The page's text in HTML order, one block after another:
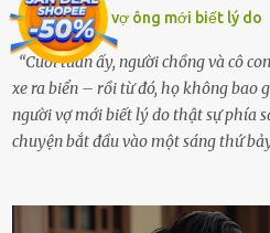
cúi xuống lau chùi bát hương, một
tôi giật mình. Và rồi, một chuyện
– Sau 10 năm, vợ ông mới biết lý do
“Cuối tuần ấy, người chồng và cô
xe ra biển – rồi từ đó, họ không bao
người vợ mới biết lý do thật sự phía
chuyện bắt đầu vào một sáng thứ
không kém. Ông Minh, vốn là một